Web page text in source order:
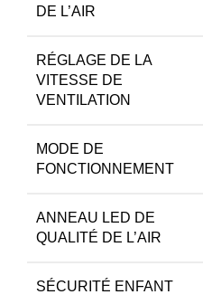
DE L’AIR
RÉGLAGE DE LA
VITESSE DE
VENTILATION
MODE DE
FONCTIONNEMENT
ANNEAU LED DE
QUALITÉ DE L’AIR
SÉCURITÉ ENFANT